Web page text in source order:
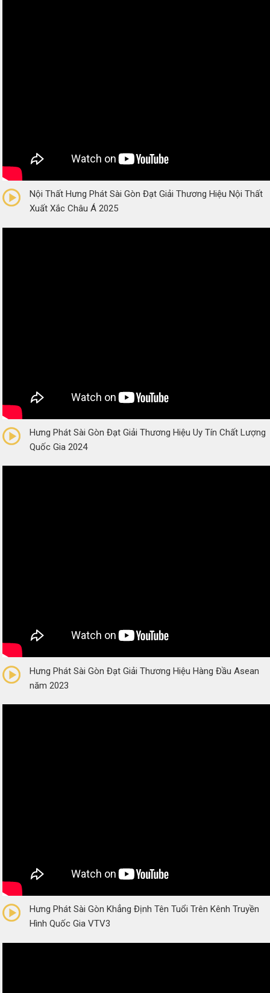
(0 Reviews)
Nội Thất Hưng Phát Sài Gòn Đạt Giải Thương Hiệu Nội Thất
Xuất Xắc Châu Á 2025
(0 Reviews)
Hưng Phát Sài Gòn Đạt Giải Thương Hiệu Uy Tín Chất Lượng
Quốc Gia 2024
(0 Reviews)
Hưng Phát Sài Gòn Đạt Giải Thương Hiệu Hàng Đầu Asean
năm 2023
(0 Reviews)
Hưng Phát Sài Gòn Khẳng Định Tên Tuổi Trên Kênh Truyền
Hình Quốc Gia VTV3